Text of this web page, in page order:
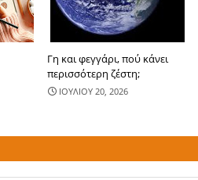
Γη και φεγγάρι, πού κάνει
περισσότερ​η ζέστη;
ΙΟΥΛΙΟΥ 20, 2026